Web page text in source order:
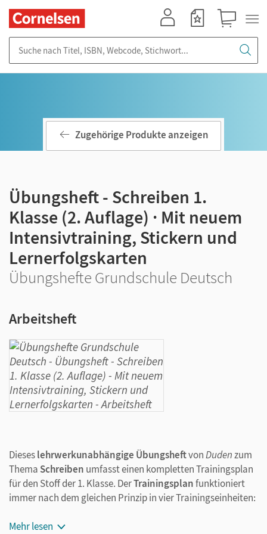
Zugehörige Produkte anzeigen
Übungsheft - Schreiben 1.
Klasse (2. Auflage) · Mit neuem
Intensivtraining, Stickern und
Lernerfolgskarten
Übungshefte Grundschule Deutsch
Arbeitsheft
Dieseslehrwerkunabhängige ÜbungsheftvonDudenzum
Thema Schreiben umfasst einen kompletten Trainingsplan
für den Stoff der 1. Klasse. DerTrainingsplanfunktioniert
immer nach dem gleichen Prinzip in vier Trainingseinheiten:
Wie beim Sport beginnt alles mit dem
Mehr lesen